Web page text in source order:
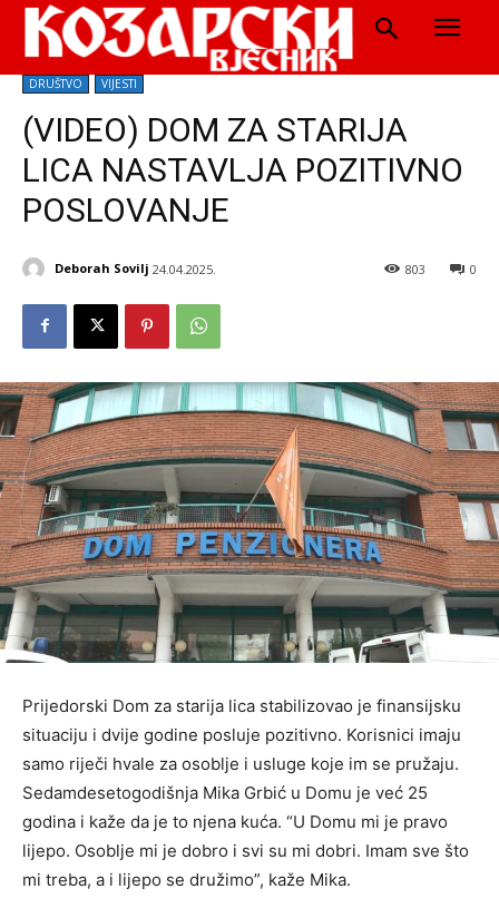
DRUŠTVO VIJESTI
(VIDEO) DOM ZA STARIJA
LICA NASTAVLJA POZITIVNO
POSLOVANJE
Deborah Sovilj 24.04.2025. 0
803
Prijedorski Dom za starija lica stabilizovao je finansijsku
situaciju i dvije godine posluje pozitivno. Korisnici imaju
samo riječi hvale za osoblje i usluge koje im se pružaju.
Sedamdesetogodišnja Mika Grbić u Domu je već 25
godina i kaže da je to njena kuća. “U Domu mi je pravo
lijepo. Osoblje mi je dobro i svi su mi dobri. Imam sve što
mi treba, a i lijepo se družimo”, kaže Mika.